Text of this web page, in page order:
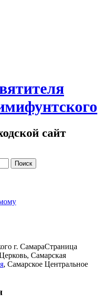
сайт
г. СамараСтраница
Самарская
, Самарское Центральное